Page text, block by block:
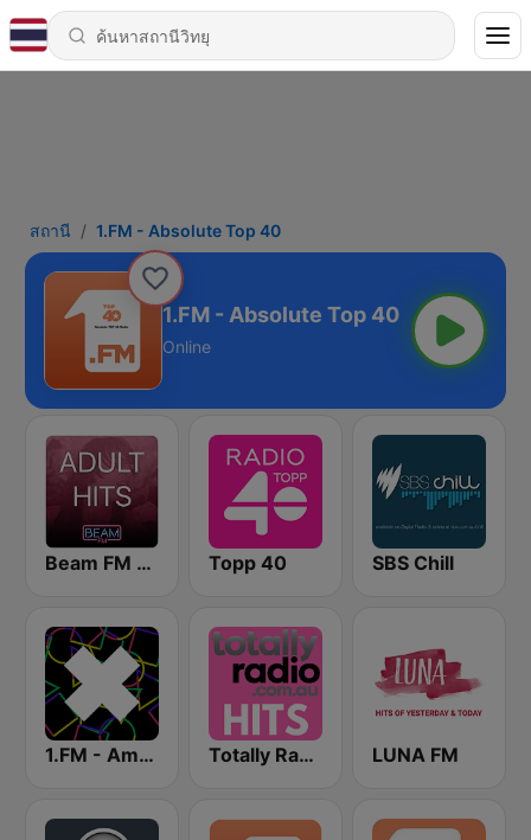
สถานี 1.FM - Absolute Top 40
1.FM - Absolute Top 40
Online
Beam FM - Adult Hits Topp 40 SBS Chill
1.FM - Amsterdam Trance Totally Radio Hits LUNA FM